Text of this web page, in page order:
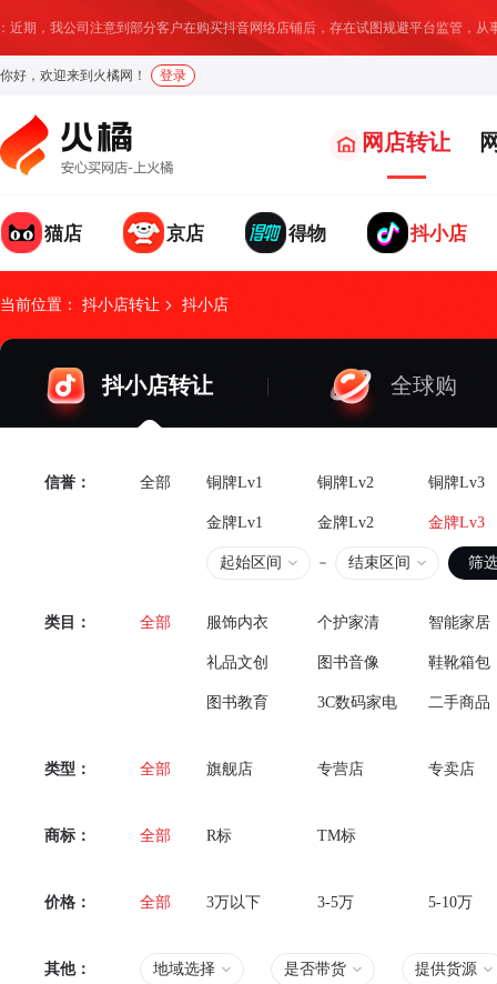
，我公司注意到部分客户在购买抖音网络店铺后，存在试图规避平台监管，从
你好，欢迎来到火橘网！ 登录
网店转让
我要求购 发布求购信息，找店速度 提升95%
具体诉求*
我要出售 店铺成交后我们将收取部分服务费
网店地址*
猫店 京店 得物 抖小店
当前位置： 抖小店转让 抖小店
抖小店转让 全球购
信誉： 全部 铜牌Lv1 铜牌Lv2 铜牌Lv3
金牌Lv1 金牌Lv2 金牌Lv3
起始区间 结束区间 筛
类目： 全部 服饰内衣 个护家清 智能家居
礼品文创 图书音像 鞋靴箱包
图书教育 3C数码家电 二手商品
类型： 全部 旗舰店 专营店 专卖店
商标： 全部 R标 TM标
价格： 全部 3万以下 3-5万 5-10万
其他： 地域选择 是否带货 提供货源